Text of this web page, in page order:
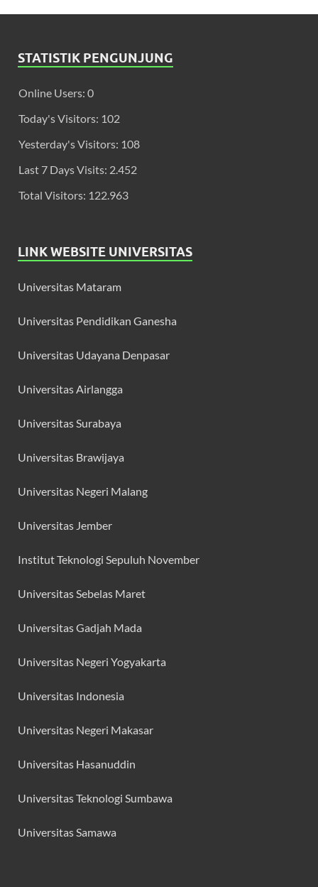
STATISTIK PENGUNJUNG
Online Users: 0
Today's Visitors: 102
Yesterday's Visitors: 108
Last 7 Days Visits: 2.452
Total Visitors: 122.963
LINK WEBSITE UNIVERSITAS
Universitas Mataram
Universitas Pendidikan Ganesha
Universitas Udayana Denpasar
Universitas Airlangga
Universitas Surabaya
Universitas Brawijaya
Universitas Negeri Malang
Universitas Jember
Institut Teknologi Sepuluh November
Universitas Sebelas Maret
Universitas Gadjah Mada
Universitas Negeri Yogyakarta
Universitas Indonesia
Universitas Negeri Makasar
Universitas Hasanuddin
Universitas Teknologi Sumbawa
Universitas Samawa